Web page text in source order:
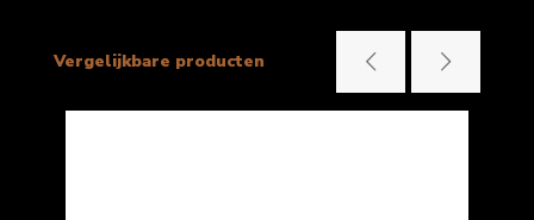
Vergelijkbare producten